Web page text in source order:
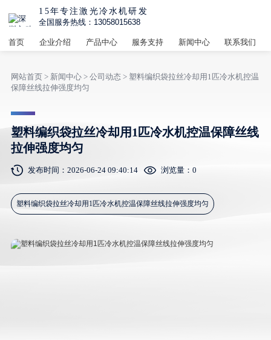
15年专注激光冷水机研发
全国服务热线：13058015638
首页 企业介绍 产品中心 服务支持 新闻中心 联系我们
网站首页> 新闻中心> 公司动态> 塑料编织袋拉丝冷却用1匹冷水机控温
保障丝线拉伸强度均匀
塑料编织袋拉丝冷却用1匹冷水机控温保障丝线
拉伸强度均匀
发布时间：2026-06-24 09:40:14 浏览量： 0
塑料编织袋拉丝冷却用1匹冷水机控温保障丝线拉伸强度均匀